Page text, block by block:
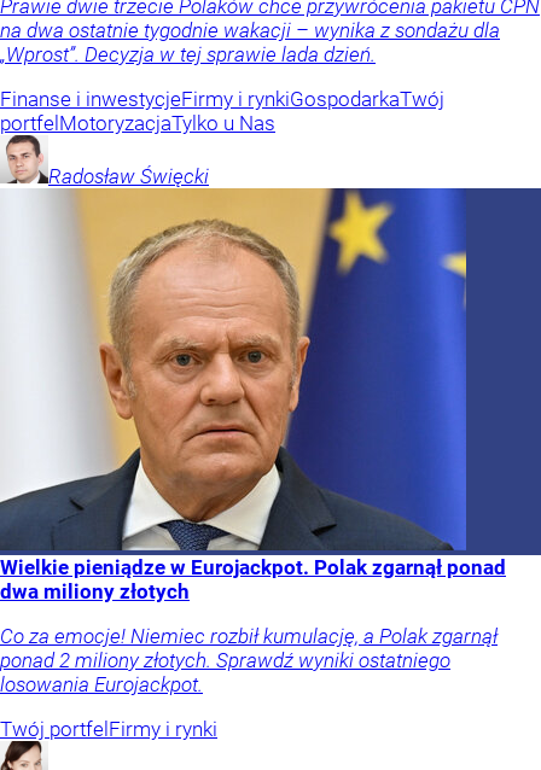
Prawie dwie trzecie Polaków chce przywrócenia pakietu CPN
na dwa ostatnie tygodnie wakacji – wynika z sondażu dla
„Wprost”. Decyzja w tej sprawie lada dzień.
Finanse i inwestycjeFirmy i rynkiGospodarkaTwój
portfel MotoryzacjaTylko u Nas
Radosław Święcki
Wielkie pieniądze w Eurojackpot. Polak zgarnął ponad
dwa miliony złotych
Co za emocje! Niemiec rozbił kumulację, a Polak zgarnął
ponad 2 miliony złotych. Sprawdź wyniki ostatniego
losowania Eurojackpot.
Twój portfel Firmy i rynki